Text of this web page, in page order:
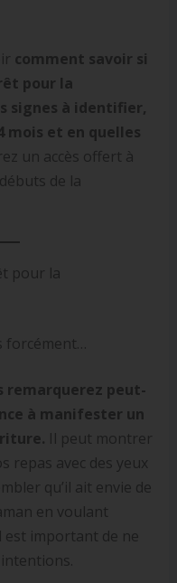
comment savoir si
pour la
signes à identifier,
mois et en quelles
un accès offert à
de la
pour la
forcément…
remarquerez peut-
à manifester un
Il peut montrer
repas avec des yeux
qu’il ait envie de
en voulant
est important de ne